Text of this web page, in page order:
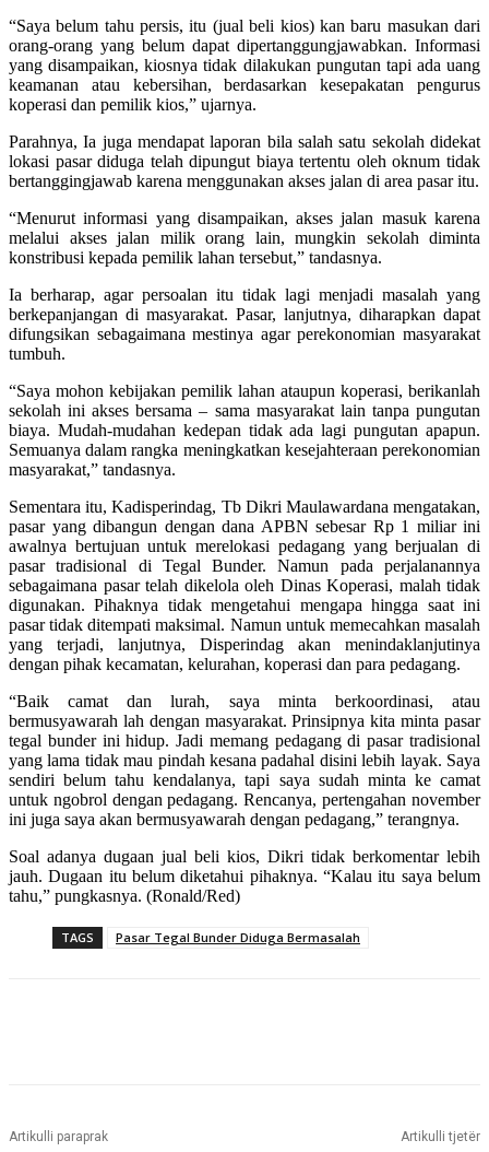
“Saya belum tahu persis, itu (jual beli kios) kan baru masukan dari
orang-orang yang belum dapat dipertanggungjawabkan. Informasi
yang disampaikan, kiosnya tidak dilakukan pungutan tapi ada uang
keamanan atau kebersihan, berdasarkan kesepakatan pengurus
koperasi dan pemilik kios,” ujarnya.
Parahnya, Ia juga mendapat laporan bila salah satu sekolah didekat
lokasi pasar diduga telah dipungut biaya tertentu oleh oknum tidak
bertanggingjawab karena menggunakan akses jalan di area pasar itu.
“Menurut informasi yang disampaikan, akses jalan masuk karena
melalui akses jalan milik orang lain, mungkin sekolah diminta
konstribusi kepada pemilik lahan tersebut,” tandasnya.
Ia berharap, agar persoalan itu tidak lagi menjadi masalah yang
berkepanjangan di masyarakat. Pasar, lanjutnya, diharapkan dapat
difungsikan sebagaimana mestinya agar perekonomian masyarakat
tumbuh.
“Saya mohon kebijakan pemilik lahan ataupun koperasi, berikanlah
sekolah ini akses bersama – sama masyarakat lain tanpa pungutan
biaya. Mudah-mudahan kedepan tidak ada lagi pungutan apapun.
Semuanya dalam rangka meningkatkan kesejahteraan perekonomian
masyarakat,” tandasnya.
Sementara itu, Kadisperindag, Tb Dikri Maulawardana mengatakan,
pasar yang dibangun dengan dana APBN sebesar Rp 1 miliar ini
awalnya bertujuan untuk merelokasi pedagang yang berjualan di
pasar tradisional di Tegal Bunder. Namun pada perjalanannya
sebagaimana pasar telah dikelola oleh Dinas Koperasi, malah tidak
digunakan. Pihaknya tidak mengetahui mengapa hingga saat ini
pasar tidak ditempati maksimal. Namun untuk memecahkan masalah
yang terjadi, lanjutnya, Disperindag akan menindaklanjutinya
dengan pihak kecamatan, kelurahan, koperasi dan para pedagang.
“Baik camat dan lurah, saya minta berkoordinasi, atau
bermusyawarah lah dengan masyarakat. Prinsipnya kita minta pasar
tegal bunder ini hidup. Jadi memang pedagang di pasar tradisional
yang lama tidak mau pindah kesana padahal disini lebih layak. Saya
sendiri belum tahu kendalanya, tapi saya sudah minta ke camat
untuk ngobrol dengan pedagang. Rencanya, pertengahan november
ini juga saya akan bermusyawarah dengan pedagang,” terangnya.
Soal adanya dugaan jual beli kios, Dikri tidak berkomentar lebih
jauh. Dugaan itu belum diketahui pihaknya. “Kalau itu saya belum
tahu,” pungkasnya. (Ronald/Red)
TAGS Pasar Tegal Bunder Diduga Bermasalah
Artikulli paraprak Artikulli tjetër